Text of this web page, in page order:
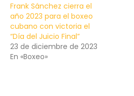
Frank Sánchez cierra el
año 2023 para el boxeo
cubano con victoria el
“Día del Juicio Final”
23 de diciembre de 2023
En «Boxeo»